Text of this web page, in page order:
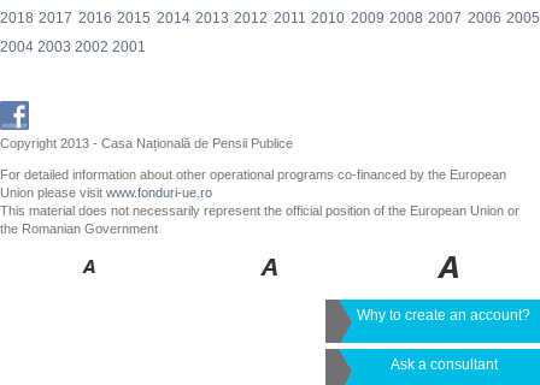
2018 2017 2016 2015 2014 2013 2012 2011 2010 2009 2008 2007 2006 2005
2004 2003 2002 2001
Copyright 2013 - Casa Națională de Pensii Publice
For detailed information about other operational programs co-financed by the European
Union please visit www.fonduri-ue.ro
This material does not necessarily represent the official position of the European Union or
the Romanian Government
Why to create an account?
Ask a consultant